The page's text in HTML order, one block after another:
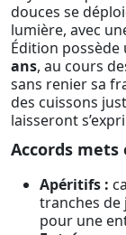
douces se
lumière, avec
Édition possède
ans, au cours
sans renier sa
des cuissons
laisseront
Accords mets
Apéritifs :
tranches
pour une